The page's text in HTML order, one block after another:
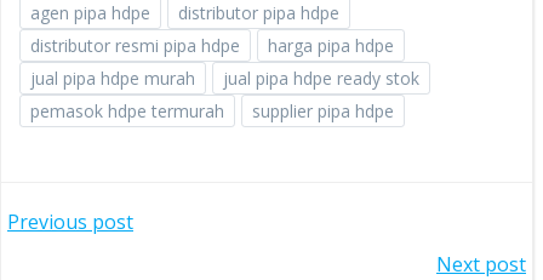
agen pipa hdpe
distributor pipa hdpe
distributor resmi pipa hdpe
harga pipa hdpe
jual pipa hdpe murah
jual pipa hdpe ready stok
pemasok hdpe termurah
supplier pipa hdpe
Post
Previous post
Next post